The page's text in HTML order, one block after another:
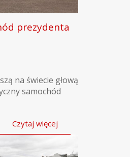
prezydenta
na świecie głową
samochód
Czytaj więcej